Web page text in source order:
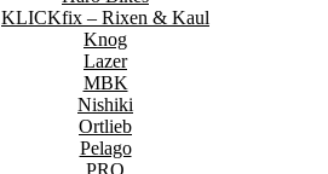
KLICKfix – Rixen & Kaul
Knog
Lazer
MBK
Nishiki
Ortlieb
Pelago
PRO